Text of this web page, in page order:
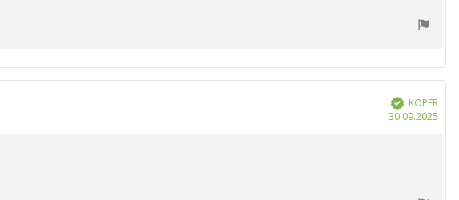
Geverifieerd
KOPER
30.09.2025